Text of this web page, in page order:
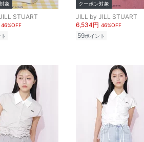
象
STUART
46%OFF
クーポン対象
JILL by JILL STUART
6,534円 46%OFF
59ポイント